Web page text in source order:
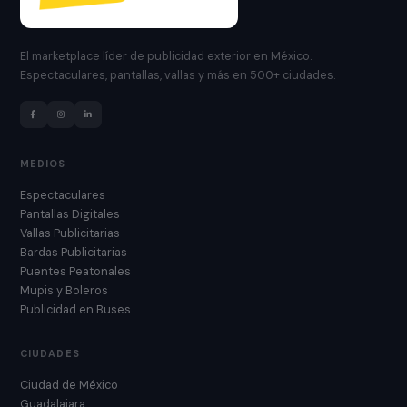
El marketplace líder de publicidad exterior en México.
Espectaculares, pantallas, vallas y más en 500+ ciudades.
MEDIOS
Espectaculares
Pantallas Digitales
Vallas Publicitarias
Bardas Publicitarias
Puentes Peatonales
Mupis y Boleros
Publicidad en Buses
CIUDADES
Ciudad de México
Guadalajara